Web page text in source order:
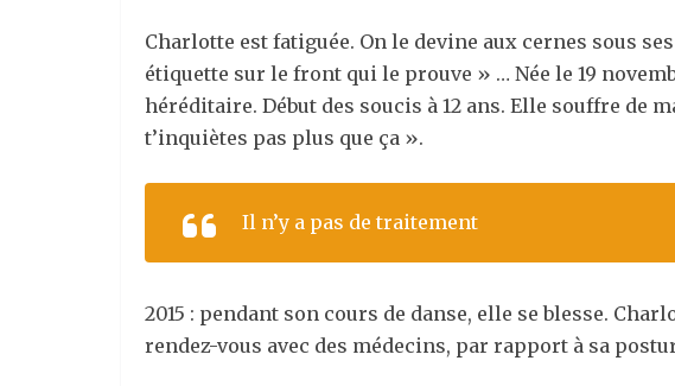
Charlotte est fatiguée. On le devine aux cernes sous
étiquette sur le front qui le prouve » … Née le 19
héréditaire. Début des soucis à 12 ans. Elle souffre de
t’inquiètes pas plus que ça ».
Il n’y a pas de traitement
2015 : pendant son cours de danse, elle se blesse.
rendez-vous avec des médecins, par rapport à sa